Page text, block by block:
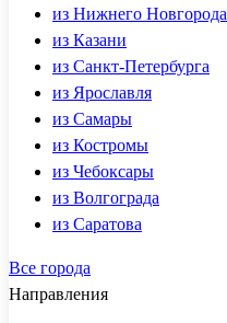
из Нижнего Новгорода
из Казани
из Санкт-Петербурга
из Ярославля
из Самары
из Костромы
из Чебоксары
из Волгограда
из Саратова
Все города
Направления